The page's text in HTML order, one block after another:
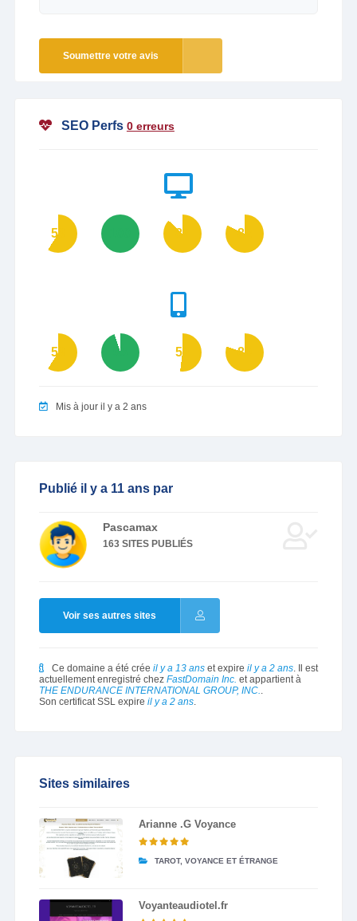
Soumettre votre avis
SEO Perfs 0 erreurs
59 87 82
59 95 52 80
Mis à jour il y a 2 ans
Publié il y a 11 ans par
Pascamax
163 SITES PUBLIÉS
Voir ses autres sites
Ce domaine a été crée il y a 13 anset expire il y a 2 ans. Il est
actuellement enregistré chez FastDomain Inc. et appartient à
THE ENDURANCE INTERNATIONAL GROUP, INC..
Son certificat SSL expire il y a 2 ans.
Sites similaires
Arianne .G Voyance
TAROT, VOYANCE ET ÉTRANGE
Voyanteaudiotel.fr